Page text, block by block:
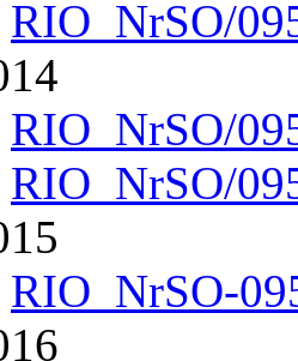
RIO_NrSO/
RIO_NrSO/
RIO_NrSO/
RIO_NrSO-